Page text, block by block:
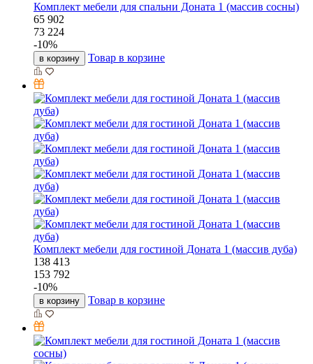
Комплект мебели для спальни Доната 1 (массив сосны)
65 902
73 224
-10%
в корзину Товар в корзине
Комплект мебели для гостиной Доната 1 (массив дуба)
138 413
153 792
-10%
в корзину Товар в корзине